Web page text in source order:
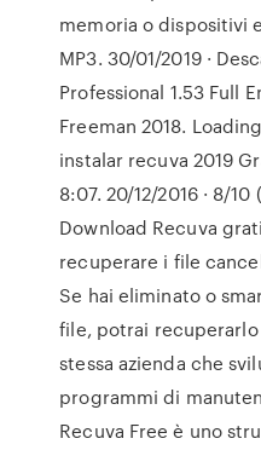
memoria o dispositivi
MP3. 30/01/2019 ·
Professional 1.53 Full
Freeman 2018.
instalar recuva 2019
8:07. 20/12/2016 · 8/
Download Recuva
recuperare i file
Se hai eliminato o
file, potrai recuperarlo
stessa azienda che
programmi di
Recuva Free è uno